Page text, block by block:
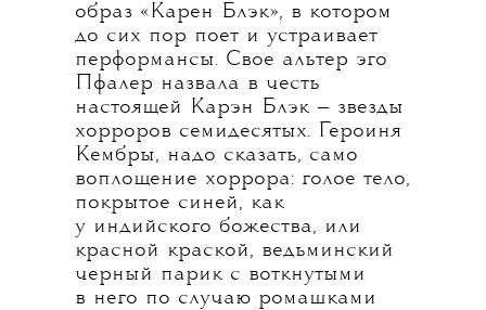
образ «Карен Блэк», в котором
до сих пор поет и устраивает
перформансы. Свое альтер эго
Пфалер назвала в честь
настоящей Карэн Блэк — звезды
хорроров семидесятых. Героиня
Кембры, надо сказать, само
воплощение хоррора: голое тело,
покрытое синей, как
у индийского божества, или
красной краской, ведьминский
черный парик с воткнутыми
в него по случаю ромашками